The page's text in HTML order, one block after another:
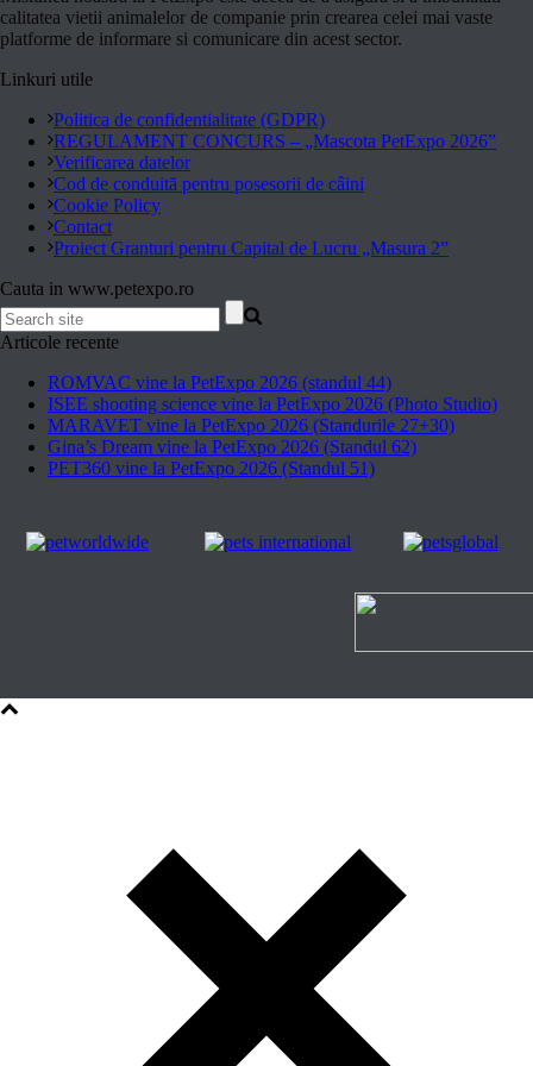
calitatea vietii animalelor de companie prin crearea celei mai vaste
platforme de informare si comunicare din acest sector.
Linkuri utile
Politica de confidentialitate (GDPR)
REGULAMENT CONCURS – „Mascota PetExpo 2026”
Verificarea datelor
Cod de conduită pentru posesorii de câini
Cookie Policy
Contact
Proiect Granturi pentru Capital de Lucru „Masura 2”
Cauta in www.petexpo.ro
Articole recente
ROMVAC vine la PetExpo 2026 (standul 44)
ISEE shooting science vine la PetExpo 2026 (Photo Studio)
MARAVET vine la PetExpo 2026 (Standurile 27+30)
Gina’s Dream vine la PetExpo 2026 (Standul 62)
PET360 vine la PetExpo 2026 (Standul 51)